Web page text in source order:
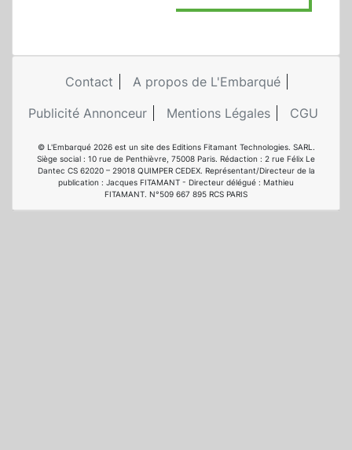
Contact
A propos de L'Embarqué
Publicité Annonceur
Mentions Légales CGU
© L'Embarqué 2026 est un site des Editions Fitamant Technologies. SARL.
Siège social : 10 rue de Penthièvre, 75008 Paris. Rédaction : 2 rue Félix Le
Dantec CS 62020 – 29018 QUIMPER CEDEX. Représentant/Directeur de la
publication : Jacques FITAMANT - Directeur délégué : Mathieu
FITAMANT. N°509 667 895 RCS PARIS